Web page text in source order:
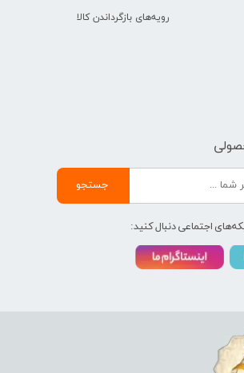
رویه‌های بازگرداندن کالا
جستجو
اجتماعی دنبال کنید: